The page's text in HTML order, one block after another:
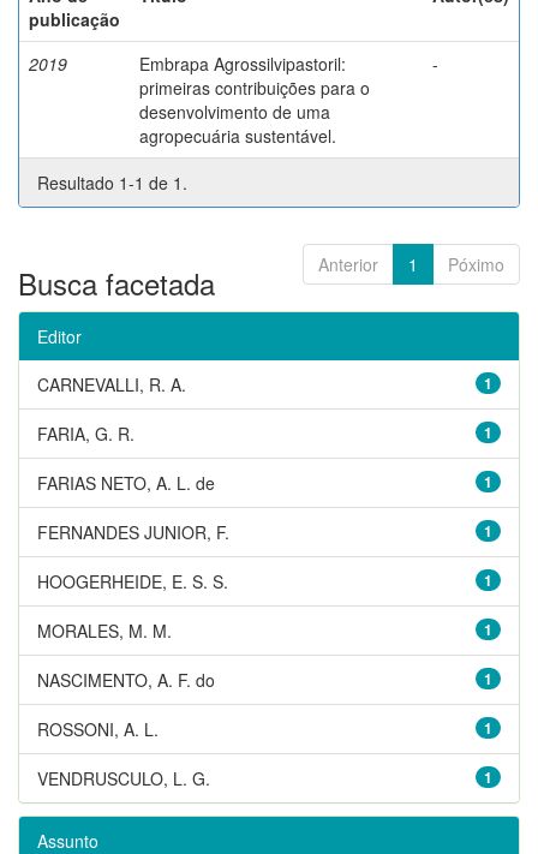
publicação
2019
Embrapa Agrossilvipastoril:
primeiras contribuições para o
desenvolvimento de uma
agropecuária sustentável.
-
Resultado 1-1 de 1.
Anterior 1 Póximo
Busca facetada
Editor
1
CARNEVALLI, R. A.
1
FARIA, G. R.
1
FARIAS NETO, A. L. de
1
FERNANDES JUNIOR, F.
1
HOOGERHEIDE, E. S. S.
1
MORALES, M. M.
1
NASCIMENTO, A. F. do
1
ROSSONI, A. L.
1
VENDRUSCULO, L. G.
Assunto